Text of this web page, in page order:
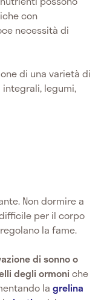
con
necessità di
di una varietà di
legumi,
Non dormire a
per il corpo
la fame.
di sonno o
degli ormoniche
la grelina